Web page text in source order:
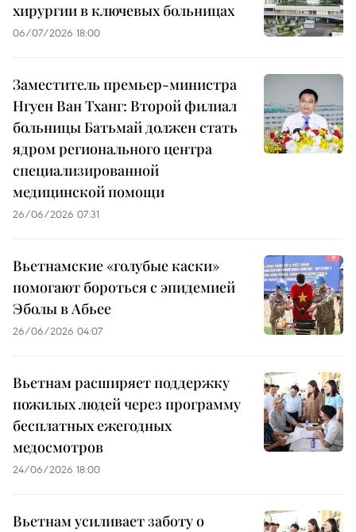
хирургии в ключевых больницах
06/07/2026 18:00
Заместитель премьер-министра
Нгуен Ван Тханг: Второй филиал
больницы Батьмай должен стать
ядром регионального центра
специализированной
медицинской помощи
26/06/2026 07:31
Вьетнамские «голубые каски»
помогают бороться с эпидемией
Эболы в Абьее
26/06/2026 04:07
Вьетнам расширяет поддержку
пожилых людей через программу
бесплатных ежегодных
медосмотров
24/06/2026 18:00
Вьетнам усиливает заботу о